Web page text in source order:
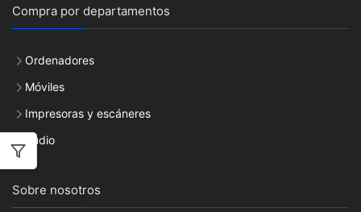
Compra por departamentos
Ordenadores
Móviles
Impresoras y escáneres
Audio
Sobre nosotros